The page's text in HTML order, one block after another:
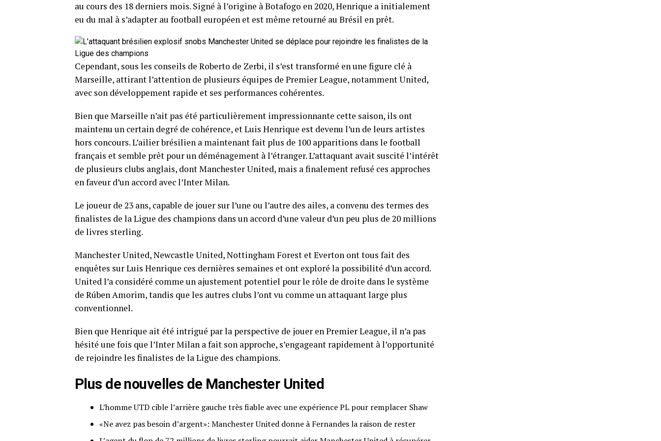
au cours des 18 derniers mois. Signé à l’origine à Botafogo en 2020, Henrique a initialement
eu du mal à s’adapter au football européen et est même retourné au Brésil en prêt.
Cependant, sous les conseils de Roberto de Zerbi, il s’est transformé en une figure clé à
Marseille, attirant l’attention de plusieurs équipes de Premier League, notamment United,
avec son développement rapide et ses performances cohérentes.
Bien que Marseille n’ait pas été particulièrement impressionnante cette saison, ils ont
maintenu un certain degré de cohérence, et Luis Henrique est devenu l’un de leurs artistes
hors concours. L’ailier brésilien a maintenant fait plus de 100 apparitions dans le football
français et semble prêt pour un déménagement à l’étranger. L’attaquant avait suscité l’intérêt
de plusieurs clubs anglais, dont Manchester United, mais a finalement refusé ces approches
en faveur d’un accord avec l’Inter Milan.
Le joueur de 23 ans, capable de jouer sur l’une ou l’autre des ailes, a convenu des termes des
finalistes de la Ligue des champions dans un accord d’une valeur d’un peu plus de 20 millions
de livres sterling.
Manchester United, Newcastle United, Nottingham Forest et Everton ont tous fait des
enquêtes sur Luis Henrique ces dernières semaines et ont exploré la possibilité d’un accord.
United l’a considéré comme un ajustement potentiel pour le rôle de droite dans le système
de Rúben Amorim, tandis que les autres clubs l’ont vu comme un attaquant large plus
conventionnel.
Bien que Henrique ait été intrigué par la perspective de jouer en Premier League, il n’a pas
hésité une fois que l’Inter Milan a fait son approche, s’engageant rapidement à l’opportunité
de rejoindre les finalistes de la Ligue des champions.
Plus de nouvelles de Manchester United
L’homme UTD cible l’arrière gauche très fiable avec une expérience PL pour remplacer Shaw
«Ne avez pas besoin d’argent»: Manchester United donne à Fernandes la raison de rester